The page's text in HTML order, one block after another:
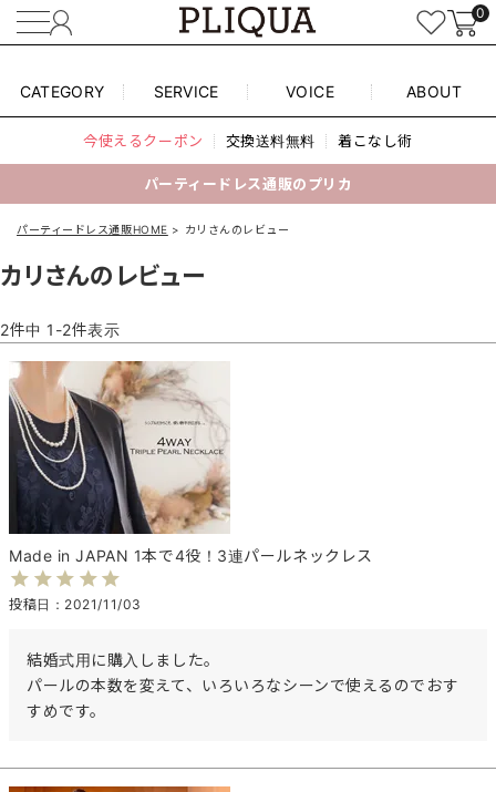
0
CATEGORY SERVICE VOICE ABOUT
今使えるクーポン 交換送料無料 着こなし術
パーティードレス通販のプリカ
パーティードレス通販HOME カリさんのレビュー
カリさんのレビュー
2件中 1 -2件表示
Made in JAPAN 1本で4役！3連パールネックレス
投稿日 2021/11/03
結婚式用に購入しました。
パールの本数を変えて、いろいろなシーンで使えるのでおす
すめです。